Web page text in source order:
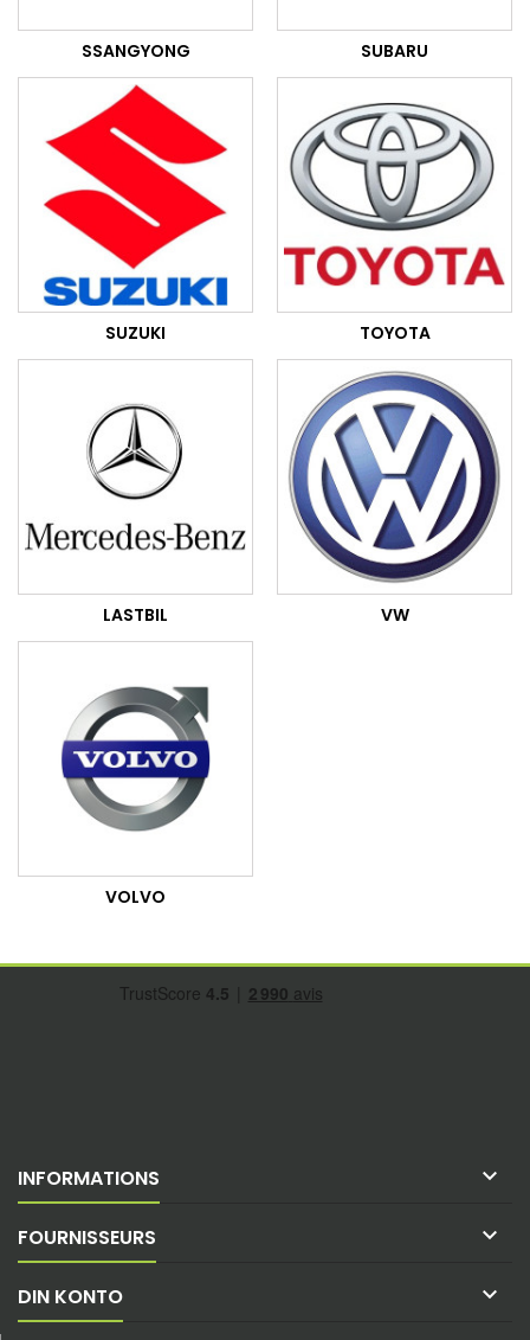
SSANGYONG SUBARU
SUZUKI TOYOTA
LASTBIL VW
VOLVO
INFORMATIONS 
FOURNISSEURS 
DIN KONTO 